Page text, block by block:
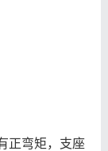
正弯矩，支座